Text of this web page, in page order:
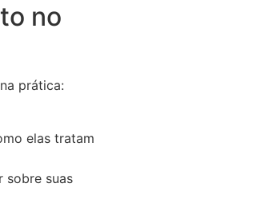
no
prática:
elas tratam
sobre suas